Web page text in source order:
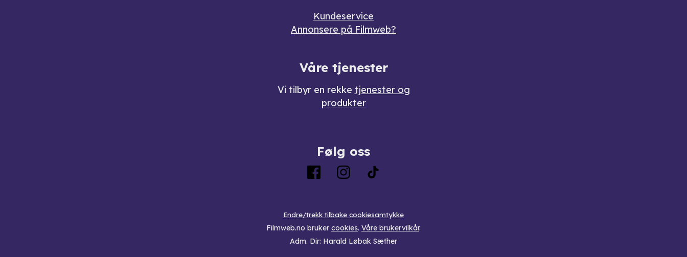
Kundeservice
Annonsere på Filmweb?
Våre tjenester
Vi tilbyr en rekke tjenester og
produkter
Følg oss
Endre/trekk tilbake cookiesamtykke
Filmweb.no bruker cookies. Våre brukervilkår.
Adm. Dir: Harald Løbak Sæther